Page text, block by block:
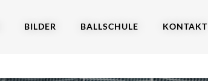
BILDER BALLSCHULE KONTAKT